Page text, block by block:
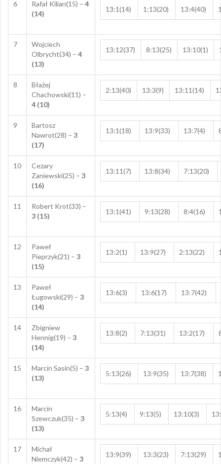
6 Rafał Kilian(15) – 4
(14)
13:1(14) 1:13(20) 13:4(40)
7
Wojciech
Olbrycht(34) – 4
(13)
13:12(37) 8:13(25) 13:10(1)
8
Błażej
Chachowski(11) –
4 (10)
2:13(40) 13:3(9) 13:11(14)
9
Bartosz
Nawrot(28) – 3
(17)
13:1(18) 13:9(33) 13:7(4)
10
Cezary
Zaniewski(25) – 3
(16)
13:11(7) 13:8(34) 7:13(20)
11
Robert Krot(33) –
3 (15)
13:1(41) 9:13(28) 8:4(16)
12
Paweł
Pieprzyk(21) – 3
(15)
13:2(1) 13:9(27) 2:13(22)
13
Paweł
Ługowski(29) – 3
(14)
13:6(3) 13:6(17) 13:7(42)
14
Zbigniew
Hennig(19) – 3
(14)
13:8(2) 7:13(31) 13:2(17)
15 Marcin Sasin(5) – 3
(13)
5:13(26) 13:9(35) 13:7(38)
16
Marcin
Szewczuk(35) – 3
(13)
5:13(4) 9:13(5) 13:10(3)
17
Michał
Niemczyk(42) – 3
13:9(39) 13:3(23) 7:13(29)